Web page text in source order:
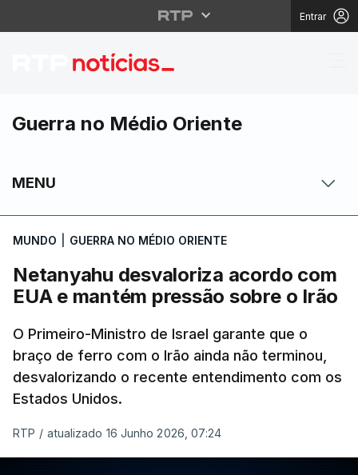
Entrar
Netanyahu
Guerra no Médio Oriente
MENU
MUNDO GUERRA NO MÉDIO ORIENTE
Netanyahu desvaloriza acordo com
EUA e mantém pressão sobre o Irão
O Primeiro-Ministro de Israel garante que o
braço de ferro com o Irão ainda não terminou,
desvalorizando o recente entendimento com os
Estados Unidos.
RTP / atualizado 16 Junho 2026, 07:24